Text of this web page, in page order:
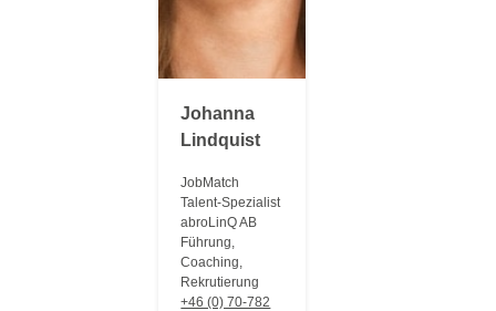
Johanna
Lindquist
JobMatch
Talent-Spezialist
abroLinQ AB
Führung,
Coaching,
Rekrutierung
+46 (0) 70-782